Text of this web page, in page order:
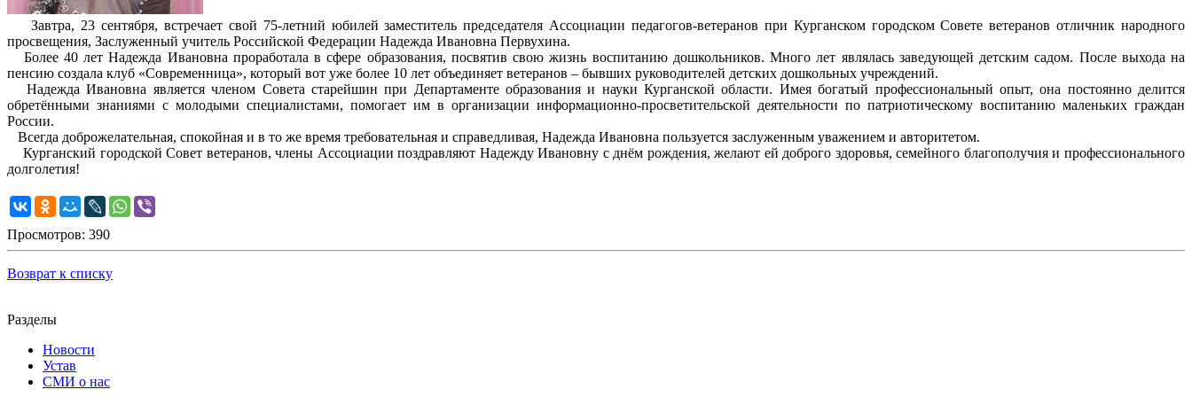
Завтра, 23 сентября, встречает свой 75-летний юбилей заместитель председателя Ассоциации педагогов-ветеранов при Курганском городском Совете ветеранов отличник народного
просвещения, Заслуженный учитель Российской Федерации Надежда Ивановна Первухина.
Более 40 лет Надежда Ивановна проработала в сфере образования, посвятив свою жизнь воспитанию дошкольников. Много лет являлась заведующей детским садом. После выхода на
пенсию создала клуб «Современница», который вот уже более 10 лет объединяет ветеранов – бывших руководителей детских дошкольных учреждений.
Надежда Ивановна является членом Совета старейшин при Департаменте образования и науки Курганской области. Имея богатый профессиональный опыт, она постоянно делится
обретёнными знаниями с молодыми специалистами, помогает им в организации информационно-просветительской деятельности по патриотическому воспитанию маленьких граждан
России.
Всегда доброжелательная, спокойная и в то же время требовательная и справедливая, Надежда Ивановна пользуется заслуженным уважением и авторитетом.
Курганский городской Совет ветеранов, члены Ассоциации поздравляют Надежду Ивановну с днём рождения, желают ей доброго здоровья, семейного благополучия и профессионального
долголетия!
Просмотров: 390
Возврат к списку
Разделы
Новости
Устав
СМИ о нас